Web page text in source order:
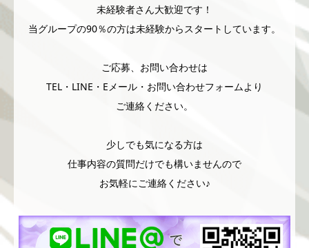
未経験者さん大歓迎です！
当グループの90％の方は未経験からスタートしています。
ご応募、お問い合わせは
TEL・LINE・Eメール・お問い合わせフォームより
ご連絡ください。
少しでも気になる方は
仕事内容の質問だけでも構いませんので
お気軽にご連絡ください♪